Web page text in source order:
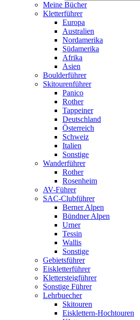
Meine Bücher
Kletterführer
Europa
Australien
Nordamerika
Südamerika
Afrika
Asien
Boulderführer
Skitourenführer
Panico
Rother
Tappeiner
Deutschland
Österreich
Schweiz
Italien
Sonstige
Wanderführer
Rother
Rosenheim
AV-Führer
SAC-Clubführer
Berner Alpen
Bündner Alpen
Urner
Tessin
Wallis
Sonstige
Gebietsführer
Eiskletterführer
Klettersteigführer
Sonstige Führer
Lehrbuecher
Skitouren
Eisklettern-Hochtouren